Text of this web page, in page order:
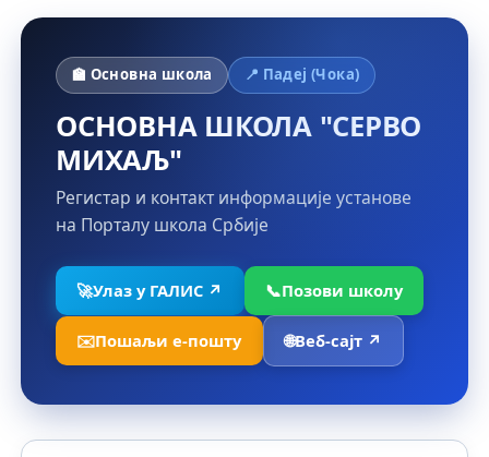
🏫 Основна школа 📍 Падеј (Чока)
ОСНОВНА ШКОЛА "СЕРВО
МИХАЉ"
Регистар и контакт информације установе
на Порталу школа Србије
🚀Улаз у ГАЛИС ↗ 📞Позови школу
✉️Пошаљи е-пошту 🌐Веб-сајт ↗